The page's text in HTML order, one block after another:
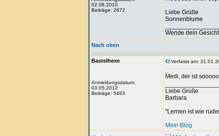
02.08.2010
Beiträge: 2672
Liebe Grüße
Sonnenblume
Wende dein
Nach oben
Bastelhexe
Anmeldungsdatum:
03.05.2012
Beiträge: 5463
Verfasst am:
Medi, der ist
Liebe Grüße
Barbara
"Lernen ist wie
Mein Blog